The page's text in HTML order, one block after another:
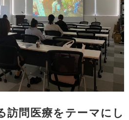
訪問医療をテーマにし